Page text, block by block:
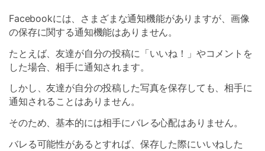
Facebookには、さまざまな通知機能がありますが、画像
の保存に関する通知機能はありません。
たとえば、友達が自分の投稿に「いいね！」やコメントを
した場合、相手に通知されます。
しかし、友達が自分の投稿した写真を保存しても、相手に
通知されることはありません。
そのため、基本的には相手にバレる心配はありません。
バレる可能性があるとすれば、保存した際にいいねした